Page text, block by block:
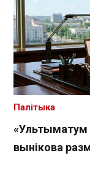
«Ультыматум
вынікова
Палітыка